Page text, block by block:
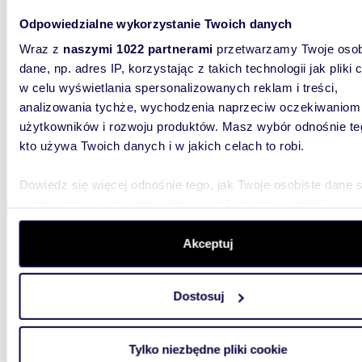
Odpowiedzialne wykorzystanie Twoich danych
Wraz z naszymi 1022 partnerami przetwarzamy Twoje
dane, np. adres IP, korzystając z takich technologii jak pliki
w celu wyświetlania spersonalizowanych reklam i treści,
analizowania tychże, wychodzenia naprzeciw oczekiwaniom
użytkowników i rozwoju produktów. Masz wybór odnośnie
kto używa Twoich danych i w jakich celach to robi.
Dowiedz się więcej odnośnie tego, jak Twoje osobiste dane
szczegółów. W Deklaracji plików cookie możesz zmienić
wycofać swoją zgodę w dowolnej chwili.
aby oferować funkcje społecznościowe i analizować ruch w
witrynie. Informacje o tym, jak korzystasz z naszej witryny,
analitycznym. Partnerzy mogą połączyć te informacje z
Akceptuj
Dostosuj
Tylko niezbędne pliki cookie
WYRÓŻNIONE 1585
Działka inwestycyjna z projektem i pozwoleniem -
1585